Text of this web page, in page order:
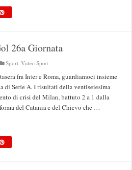
26a Giornata
Sport,Video Sport
fra Inter e Roma, guardiamoci insieme
di Serie A. I risultati della ventiseiesima
di crisi del Milan, battuto 2 a 1 dalla
del Catania e del Chievo che …